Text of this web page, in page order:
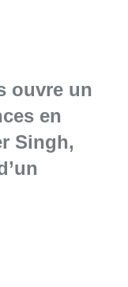
ouvre un
en
Singh,